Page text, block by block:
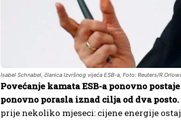
Isabel Schnabel, članica Izvršnog vijeća ESB-a, Foto: Reuters/
Povećanje kamata ESB-a ponovno
ponovno porasla iznad cilja od dva posto.
prije nekoliko mjeseci: cijene energije